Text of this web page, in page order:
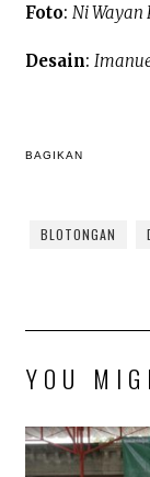
Foto: Ni Wayan
Desain:
BAGIKAN
BLOTONGAN
YOU